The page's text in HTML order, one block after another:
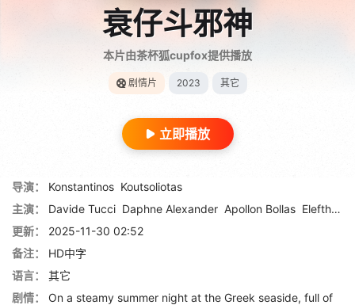
衰仔斗邪神
本片由茶杯狐cupfox提供播放
剧情片 2023 其它
立即播放
导演： Konstantinos Koutsoliotas
主演：
Davide Tucci Daphne Alexander Apollon Bollas Eleftheria Komi
更新：
2025-11-30 02:52
备注：
HD中字
语言：
其它
剧情：
On a steamy summer night at the Greek seaside, full of